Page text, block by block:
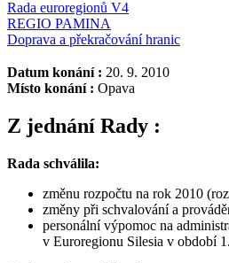
Rada euroregionů V4
REGIO PAMINA
Doprava a překračování hranic
Datum konání : 20. 9. 2010
Místo konání : Opava
Z jednání Rady :
Rada schválila:
změnu rozpočtu na rok 2010
změny při schvalování a
personální výpomoc na
v Euroregionu Silesia v období